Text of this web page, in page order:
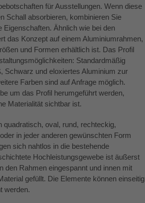
für Ausstellungen. Wenn diese
Schall absorbieren, kombinieren Sie
Eigenschaften. Ähnlich wie bei den
das Konzept auf einem Aluminiumrahmen,
und Formen erhältlich ist. Das Profil
Standardmäßig
Schwarz und eloxiertes Aluminium zur
Farben sind auf Anfrage möglich.
um das Profil herumgeführt werden,
Materialität sichtbar ist.
quadratisch, oval, rund, rechteckig,
in jeder anderen gewünschten Form
sich nahtlos in die bestehende
Hochleistungsgewebe ist äußerst
den Rahmen eingespannt und innen mit
gefüllt. Die Elemente können einseitig
werden.